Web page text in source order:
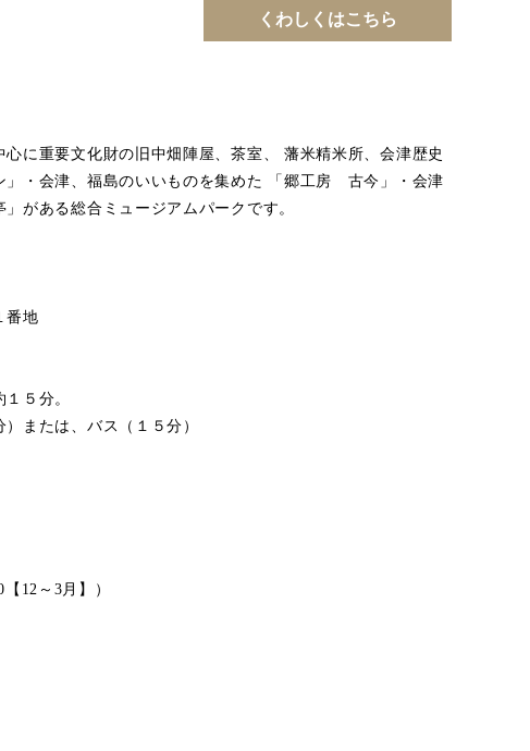
くわしくはこちら
に重要文化財の旧中畑陣屋、茶室、 藩米精米所、会津歴史
」・会津、福島のいいものを集めた 「郷工房 古今」・会津
がある総合ミュージアムパークです。
番地
５分。
または、バス（１５分）
12～3月】）